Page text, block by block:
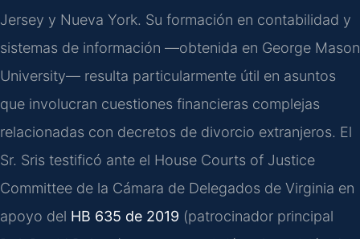
Jersey y Nueva York. Su formación en contabilidad y
sistemas de información —obtenida en George Mason
University— resulta particularmente útil en asuntos
que involucran cuestiones financieras complejas
relacionadas con decretos de divorcio extranjeros. El
Sr. Sris testificó ante el House Courts of Justice
Committee de la Cámara de Delegados de Virginia en
apoyo del HB 635 de 2019 (patrocinador principal